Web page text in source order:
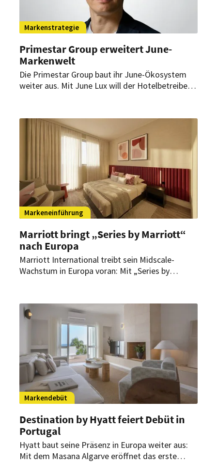
Markenstrategie
Primestar Group erweitert June-
Markenwelt
Die Primestar Group baut ihr June-Ökosystem
weiter aus. Mit June Lux will der Hotelbetreiber
Sterneklassifizierung auf ein digital geprägtes
Konzept, das Luxushotellerie mit urbanem
Lifestyle und Technologie verbinden soll.
Markeneinführung
Marriott bringt „Series by Marriott“
nach Europa
Marriott International treibt sein Midscale-
Wachstum in Europa voran: Mit „Series by
Italien und dem Vereinigten Königreich.
Markendebüt
Destination by Hyatt feiert Debüt in
Portugal
Hyatt baut seine Präsenz in Europa weiter aus:
Mit dem Masana Algarve eröffnet das erste